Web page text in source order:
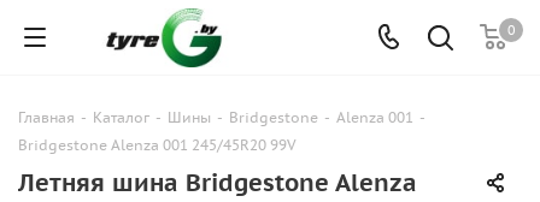
0
Главная - Каталог - Шины - Bridgestone - Alenza 001 -
Bridgestone Alenza 001 245/45R20 99V
Летняя шина Bridgestone Alenza